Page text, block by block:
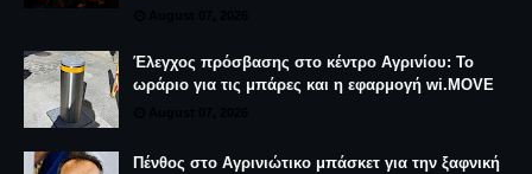
Έλεγχος πρόσβασης στο κέντρο Αγρινίου: Το
ωράριο για τις μπάρες και η εφαρμογή wi.MOVE
Πένθος στο Αγρινιώτικο μπάσκετ για την ξαφνική